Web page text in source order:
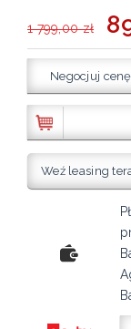
1 799,00 zł
Negocjuj cenę
Weź leasing